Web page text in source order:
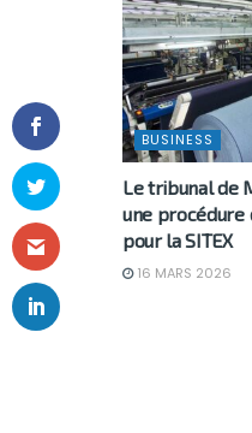
BUSINESS
Le tribunal de
une
pour la SITEX
16 MARS 2026